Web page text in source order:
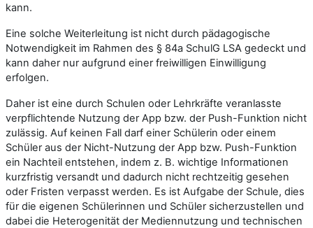
kann.
Eine solche Weiterleitung ist nicht durch pädagogische
Notwendigkeit im Rahmen des § 84a SchulG LSA gedeckt und
kann daher nur aufgrund einer freiwilligen Einwilligung
erfolgen.
Daher ist eine durch Schulen oder Lehrkräfte veranlasste
verpflichtende Nutzung der App bzw. der Push-Funktion nicht
zulässig. Auf keinen Fall darf einer Schülerin oder einem
Schüler aus der Nicht-Nutzung der App bzw. Push-Funktion
ein Nachteil entstehen, indem z. B. wichtige Informationen
kurzfristig versandt und dadurch nicht rechtzeitig gesehen
oder Fristen verpasst werden. Es ist Aufgabe der Schule, dies
für die eigenen Schülerinnen und Schüler sicherzustellen und
dabei die Heterogenität der Mediennutzung und technischen